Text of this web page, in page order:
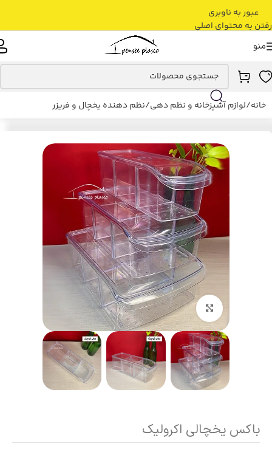
عبور به ناوبری
رفتن به محتوای اصلی
منو
خانه/لوازم آشپزخانه و نظم دهی/نظم دهنده یخچال و فریزر
بزرگنمایی تصویر
باکس یخچالی اکرولیک